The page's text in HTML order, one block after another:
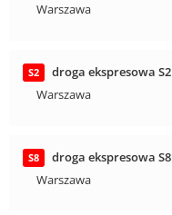
Warszawa
S2
droga ekspresowa S2
Warszawa
S8
droga ekspresowa S8
Warszawa